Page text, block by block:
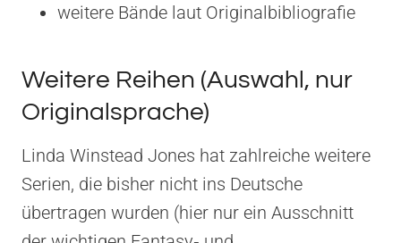
weitere Bände laut Originalbibliografie
Weitere Reihen (Auswahl, nur
Originalsprache)
Linda Winstead Jones hat zahlreiche weitere
Serien, die bisher nicht ins Deutsche
übertragen wurden (hier nur ein Ausschnitt